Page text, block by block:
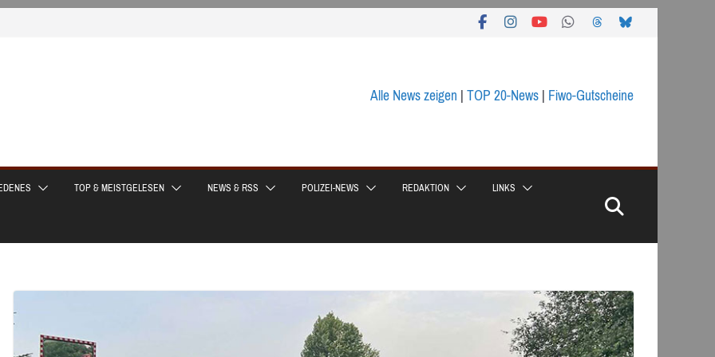
Alle News zeigen|TOP 20-News|Fiwo-Gutscheine
TOP & MEISTGELESEN NEWS & RSS POLIZEI-NEWS REDAKTION LINKS